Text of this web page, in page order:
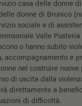
casa delle donne
donne di Brunico
sociale e di
Valle
o hanno subito
accompagnamento e
nel costruire
di uscita dalla
direttamente a
di difficoltà.